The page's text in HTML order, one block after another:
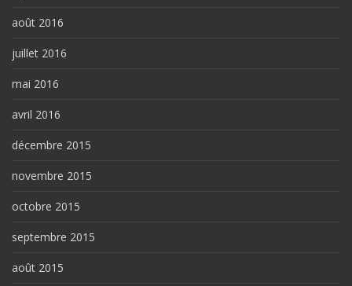
août 2016
juillet 2016
mai 2016
avril 2016
décembre 2015
novembre 2015
octobre 2015
septembre 2015
août 2015